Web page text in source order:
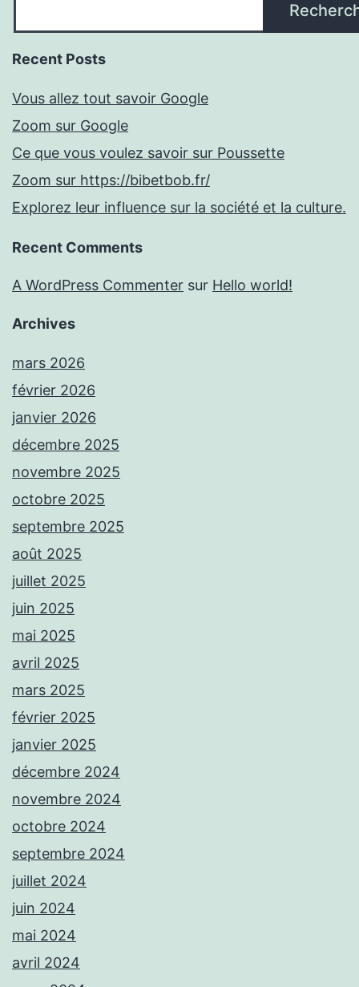
Recent Posts
Vous allez tout savoir Google
Zoom sur Google
Ce que vous voulez savoir sur Poussette
Zoom sur https://bibetbob.fr/
Explorez leur influence sur la société et la culture.
Recent Comments
A WordPress Commenter sur Hello world!
Archives
mars 2026
février 2026
janvier 2026
décembre 2025
novembre 2025
octobre 2025
septembre 2025
août 2025
juillet 2025
juin 2025
mai 2025
avril 2025
mars 2025
février 2025
janvier 2025
décembre 2024
novembre 2024
octobre 2024
septembre 2024
juillet 2024
juin 2024
mai 2024
avril 2024